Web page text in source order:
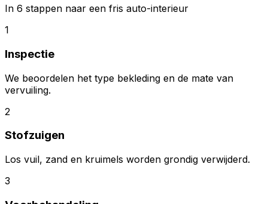
In 6 stappen naar een fris auto-interieur
1
Inspectie
We beoordelen het type bekleding en de mate van
vervuiling.
2
Stofzuigen
Los vuil, zand en kruimels worden grondig verwijderd.
3